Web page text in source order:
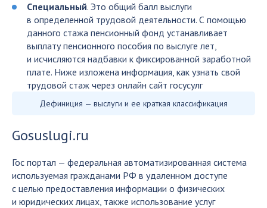
Специальный. Это общий балл выслуги
в определенной трудовой деятельности. С помощью
данного стажа пенсионный фонд устанавливает
выплату пенсионного пособия по выслуге лет,
и исчисляются надбавки к фиксированной заработной
плате. Ниже изложена информация, как узнать свой
трудовой стаж через онлайн сайт госусулг
Дефиниция — выслуги и ее краткая классификация
Gosuslugi.ru
Гос портал — федеральная автоматизированная система
используемая гражданами РФ в удаленном доступе
с целью предоставления информации о физических
и юридических лицах, также использование услуг